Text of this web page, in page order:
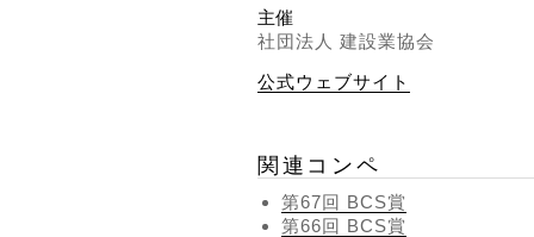
主催
社団法人 建設業協会
公式ウェブサイト
関連コンペ
第67回 BCS賞
第66回 BCS賞